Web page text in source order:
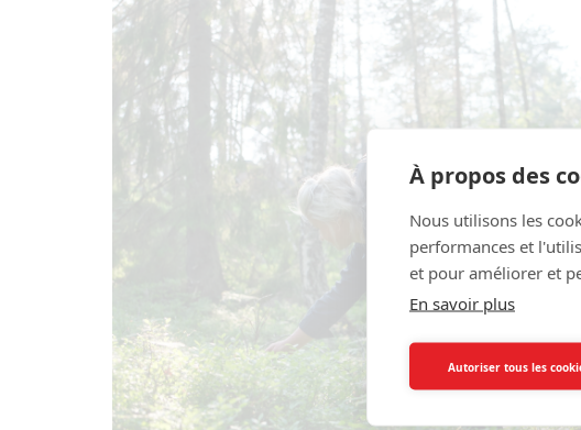
À propos des
Nous utilisons les
performances et
et pour améliorer et
En savoir plus
Autoriser tous les